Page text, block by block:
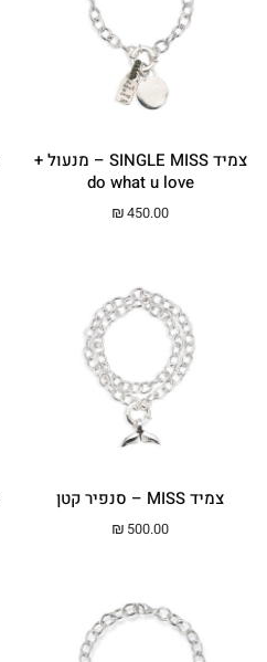
צמיד SINGLE MISS – מנעול +
do what u love
₪450.00
צמיד MISS – סנפיר קטן
₪ 500.00